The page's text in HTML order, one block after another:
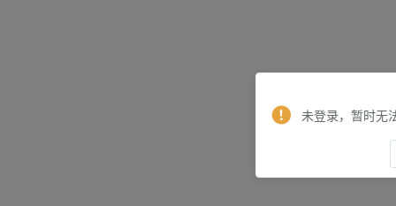
未登录，暂时无